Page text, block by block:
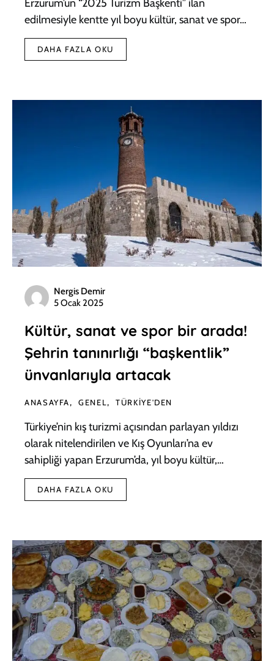
Erzurum’un “2025 Turizm Başkenti” ilan
edilmesiyle kentte yıl boyu kültür, sanat ve spor…
DAHA FAZLA OKU
Nergis Demir
5 Ocak 2025
Kültür, sanat ve spor bir arada!
Şehrin tanınırlığı “başkentlik”
ünvanlarıyla artacak
ANASAYFA GENEL TÜRKIYE'DEN
Türkiye’nin kış turizmi açısından parlayan yıldızı
olarak nitelendirilen ve Kış Oyunları’na ev
sahipliği yapan Erzurum’da, yıl boyu kültür,…
DAHA FAZLA OKU